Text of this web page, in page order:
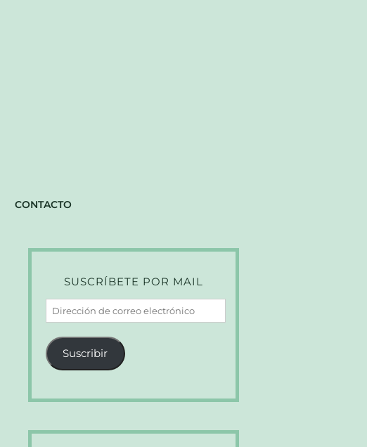
CONTACTO
SUSCRÍBETE POR MAIL
Dirección
de
correo
electrónico
Suscribir